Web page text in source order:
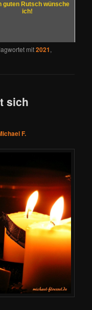
guten Rutsch wünsche
ich!
mit2021,
sich
F.